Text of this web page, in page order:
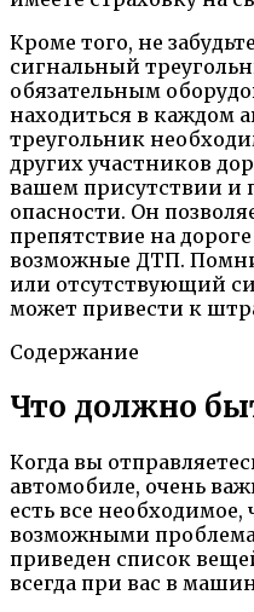
Кроме того, не
сигнальный
обязательным
находиться в каждом
треугольник
других участников
вашем присутствии и
опасности. Он
препятствие на
возможные ДТП.
или отсутствующий
может привести к
Содержание
Что должно
Когда вы
автомобиле, очень
есть все необходимое,
возможными
приведен список
всегда при вас в